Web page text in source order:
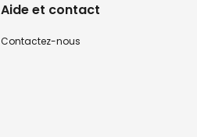
Aide et contact
Contactez-nous